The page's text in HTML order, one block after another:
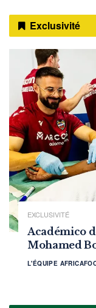
Exclusivité
EXCLUSIVITÉ
Académico
Mohamed
L'ÉQUIPE